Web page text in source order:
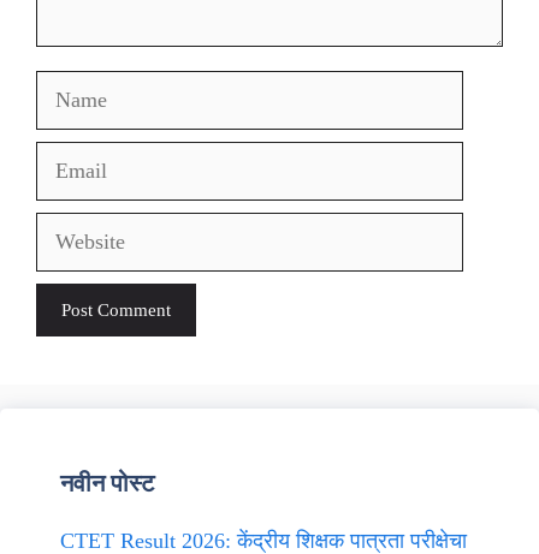
Name
Email
Website
नवीन पोस्ट
CTET Result 2026: केंद्रीय शिक्षक पात्रता परीक्षेचा